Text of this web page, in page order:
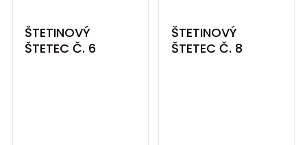
ŠTETINOVÝ
ŠTETEC Č. 6
ŠTETINOVÝ
ŠTETEC Č. 8